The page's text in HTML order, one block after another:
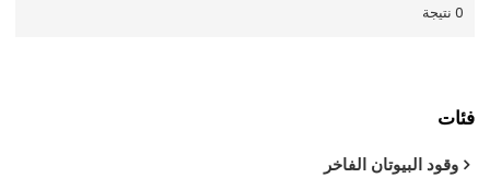
0 نتيجة
فئات
وقود البيوتان الفاخر